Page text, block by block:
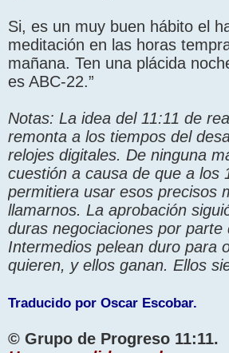
Si, es un muy buen hábito el
meditación en las horas
mañana. Ten una plácida
es ABC-22.”
Notas: La idea del 11:11 de
remonta a los tiempos del
relojes digitales. De ninguna
cuestión a causa de que a los
permitiera usar esos precisos
llamarnos. La aprobación
duras negociaciones por parte
Intermedios pelean duro para
quieren, y ellos ganan. Ellos
Traducido por Oscar Escobar.
© Grupo de Progreso 11:11.